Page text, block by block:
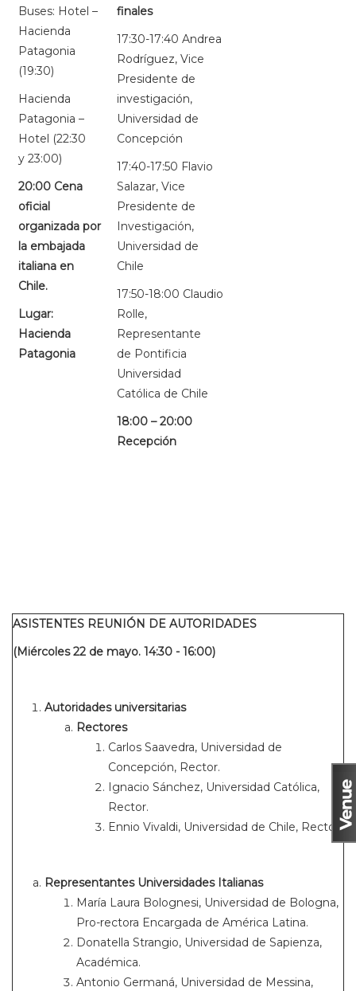
Buses: Hotel –
Hacienda
Patagonia
(19:30)
Hacienda
Patagonia –
Hotel (22:30
y 23:00)
20:00 Cena
oficial
organizada por
la embajada
italiana en
Chile.
Lugar:
Hacienda
Patagonia
finales
17:30-17:40 Andrea
Rodríguez, Vice
Presidente de
investigación,
Universidad de
Concepción
17:40-17:50 Flavio
Salazar, Vice
Presidente de
Investigación,
Universidad de
Chile
17:50-18:00 Claudio
Rolle,
Representante
de Pontificia
Universidad
Católica de Chile
18:00 – 20:00
Recepción
ASISTENTES REUNIÓN DE AUTORIDADES
(Miércoles 22 de mayo. 14:30 - 16:00)
Autoridades universitarias
Rectores
Carlos Saavedra, Universidad de
Concepción, Rector.
Ignacio Sánchez, Universidad Católica,
Rector.
Ennio Vivaldi, Universidad de Chile, Rector.
Representantes Universidades Italianas
María Laura Bolognesi, Universidad de Bologna,
Pro-rectora Encargada de América Latina.
Donatella Strangio, Universidad de Sapienza,
Académica.
Antonio Germaná, Universidad de Messina,